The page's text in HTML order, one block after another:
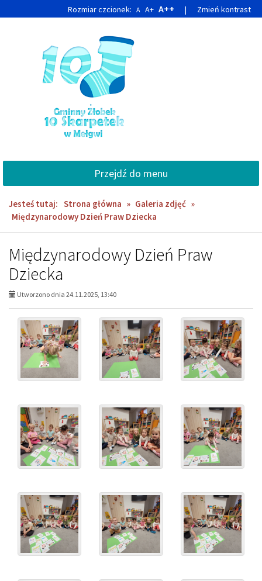
do
do
Rozmiar czcionek: A A+ A++ | Zmień kontrast
Przejdź do menu
Jesteś tutaj: Strona główna » Galeria zdjęć »
Międzynarodowy Dzień Praw Dziecka
Międzynarodowy Dzień Praw
Dziecka
Utworzono dnia 24.11.2025, 13:40